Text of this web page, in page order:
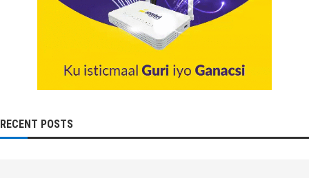
RECENT POSTS